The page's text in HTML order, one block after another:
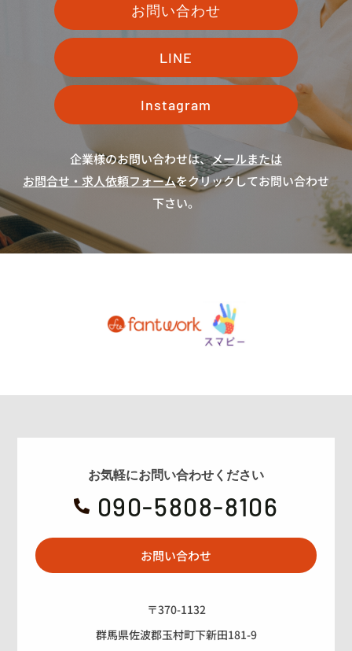
お問い合わせ
LINE
Instagram
企業様のお問い合わせは、メールまたは
お問合せ・求人依頼フォームをクリックしてお問い合わせ
下さい。
お気軽にお問い合わせください
 090-5808-8106
お問い合わせ
〒370-1132
群馬県佐波郡玉村町下新田181-9